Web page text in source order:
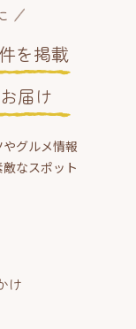
を掲載
届け
グルメ情報
なスポット
け